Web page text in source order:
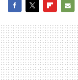
MAIL